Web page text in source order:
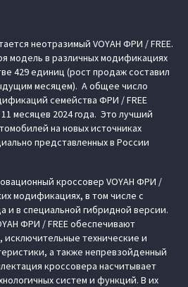
неотразимый VOYAH ФРИ / FREE.
модель в различных модификациях
429 единиц (рост продаж составил
месяцем). А общее число
семейства ФРИ / FREE
месяцев 2024 года. Это лучший
на новых источниках
представленных в России
кроссовер VOYAH ФРИ /
модификациях, в том числе с
и в специальной гибридной версии.
ФРИ / FREE обеспечивают
технические и
а также непревзойденный
кроссовера насчитывает
систем и функций. В их